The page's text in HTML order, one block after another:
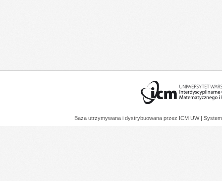
Baza utrzymywana i dystrybuowana przez ICM UW |